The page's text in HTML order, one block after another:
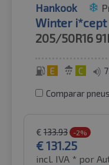
Hankook
Winter i*cept
205/50R16
E C
Comparar pneus
€ 133.93 -2%
€131.25
incl. IVA * por